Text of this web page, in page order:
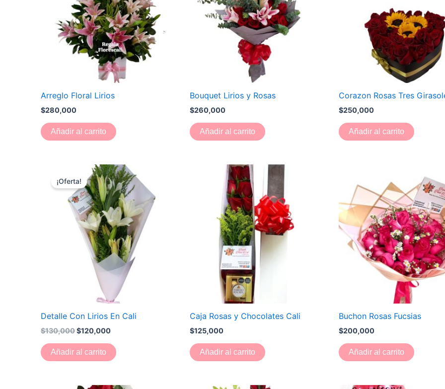
Arreglo Floral Lirios
$280,000
Añadir al carrito
Bouquet Lirios y Rosas
$260,000
Añadir al carrito
Corazon Rosas Tres
$250,000
Añadir al carrito
¡Oferta!
Detalle Con Lirios En Cali
$130,000
precio
original
era:
$130,000.
$120,000
El
precio
actual
es:
$120,000.
Añadir al carrito
Caja Rosas y Chocolates Cali
$125,000
Añadir al carrito
Buchon Rosas Fucsias
$200,000
Añadir al carrito